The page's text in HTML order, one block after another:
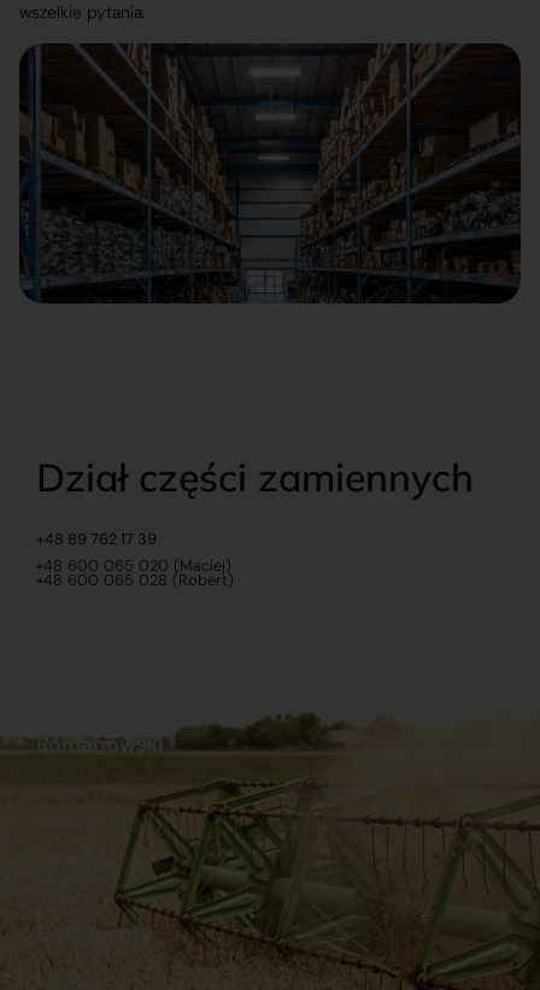
wszelkie pytania.
Dział części zamiennych
+48 89 762 17 39
+48 600 065 020 (Maciej)
+48 600 065 028 (Robert)
Dokumenty
Regulamin Dostawy
Romanowski
Sklep internetowy
Praca
Ubezpieczenia